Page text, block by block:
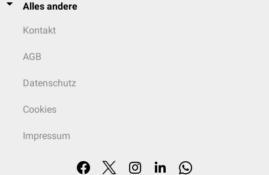
Alles andere
Kontakt
AGB
Datenschutz
Cookies
Impressum